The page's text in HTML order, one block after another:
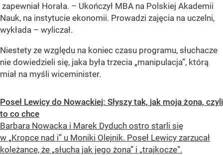
zapewniał Horała. – Ukończył MBA na Polskiej Akademii
Nauk, na instytucie ekonomii. Prowadzi zajęcia na uczelni,
wykłada – wyliczał.
Niestety ze względu na koniec czasu programu, słuchacze
nie dowiedzieli się, jaka była trzecia „manipulacja”, którą
miał na myśli wiceminister.
Poseł Lewicy do Nowackiej: Słyszy tak, jak moja żona, czyli
to co chce
Barbara Nowacka i Marek Dyduch ostro starli się
w „Kropce nad i” u Moniki Olejnik. Poseł Lewicy zarzucał
koleżance, że „słucha jak jego żona” i „trajkocze”.